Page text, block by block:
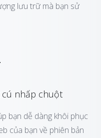
lưu trữ mà bạn sử
nhấp chuột
bạn dễ dàng khôi phục
của bạn về phiên bản